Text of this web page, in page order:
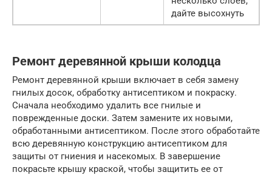
дайте высохнуть
Ремонт деревянной крыши колодца
Ремонт деревянной крыши включает в себя замену
гнилых досок, обработку антисептиком и покраску.
Сначала необходимо удалить все гнилые и
поврежденные доски. Затем замените их новыми,
обработанными антисептиком. После этого обработайте
всю деревянную конструкцию антисептиком для
защиты от гниения и насекомых. В завершение
покрасьте крышу краской, чтобы защитить ее от